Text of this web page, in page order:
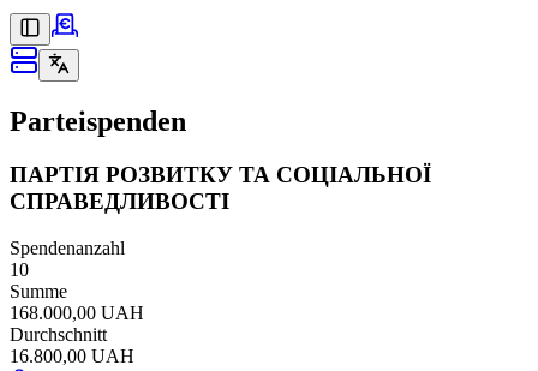
Parteispenden
ПАРТІЯ РОЗВИТКУ ТА СОЦІАЛЬНОЇ
СПРАВЕДЛИВОСТІ
Spendenanzahl
10
Summe
168.000,00 UAH
Durchschnitt
16.800,00 UAH